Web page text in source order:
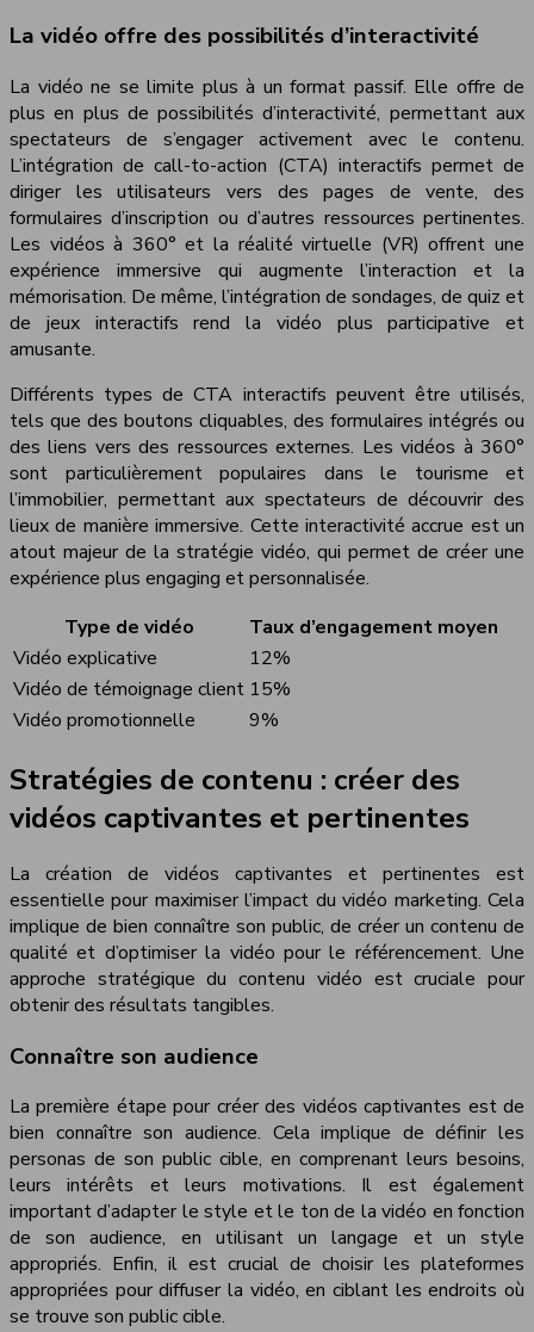
La vidéo offre des possibilités d’interactivité
La vidéo ne se limite plus à un format passif. Elle offre de
plus en plus de possibilités d’interactivité, permettant aux
spectateurs de s’engager activement avec le contenu.
L’intégration de call-to-action (CTA) interactifs permet de
diriger les utilisateurs vers des pages de vente, des
formulaires d’inscription ou d’autres ressources pertinentes.
Les vidéos à 360° et la réalité virtuelle (VR) offrent une
expérience immersive qui augmente l’interaction et la
mémorisation. De même, l’intégration de sondages, de quiz et
de jeux interactifs rend la vidéo plus participative et
amusante.
Différents types de CTA interactifs peuvent être utilisés,
tels que des boutons cliquables, des formulaires intégrés ou
des liens vers des ressources externes. Les vidéos à 360°
sont particulièrement populaires dans le tourisme et
l’immobilier, permettant aux spectateurs de découvrir des
lieux de manière immersive. Cette interactivité accrue est un
atout majeur de la stratégie vidéo, qui permet de créer une
expérience plus engaging et personnalisée.
Type de vidéo
Taux d’engagement moyen
Vidéo explicative
12%
Vidéo de témoignage client 15%
Vidéo promotionnelle
9%
Stratégies de contenu : créer des
vidéos captivantes et pertinentes
La création de vidéos captivantes et pertinentes est
essentielle pour maximiser l’impact du vidéo marketing. Cela
implique de bien connaître son public, de créer un contenu de
qualité et d’optimiser la vidéo pour le référencement. Une
approche stratégique du contenu vidéo est cruciale pour
obtenir des résultats tangibles.
Connaître son audience
La première étape pour créer des vidéos captivantes est de
bien connaître son audience. Cela implique de définir les
personas de son public cible, en comprenant leurs besoins,
leurs intérêts et leurs motivations. Il est également
important d’adapter le style et le ton de la vidéo en fonction
de son audience, en utilisant un langage et un style
appropriés. Enfin, il est crucial de choisir les plateformes
appropriées pour diffuser la vidéo, en ciblant les endroits où
se trouve son public cible.